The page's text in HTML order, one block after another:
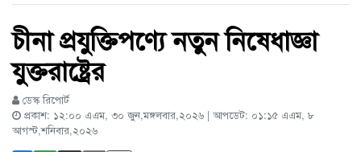
চীনা প্রযুক্তিপণ্যে নতুন নিষেধাজ্ঞা
যুক্তরাষ্ট্রের
ডেস্ক রিপোর্ট
প্রকাশ: ১২:০০ এএম, ৩০ জুন,মঙ্গলবার,২০২৬ | আপডেট: ০১:১৫ এএম, ৮
আগস্ট,শনিবার,২০২৬